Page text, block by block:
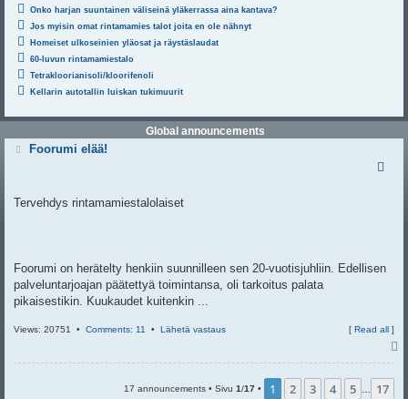
Onko harjan suuntainen väliseinä yläkerrassa aina kantava?
Jos myisin omat rintamamies talot joita en ole nähnyt
Homeiset ulkoseinien yläosat ja räystäslaudat
60-luvun rintamamiestalo
Tetrakloorianisoli/kloorifenoli
Kellarin autotallin luiskan tukimuurit
Global announcements
V
t
Foorumi elää!
Tervehdys rintamamiestalolaiset
Foorumi on herätelty henkiin suunnilleen sen 20-vuotisjuhliin. Edellisen
palveluntarjoajan päätettyä toimintansa, oli tarkoitus palata
pikaisestikin. Kuukaudet kuitenkin ...
Views: 20751 • Comments: 11 • Lähetä vastaus [ Read all ]
17 announcements • Sivu 1/17 • 1 2 3 4 5 17